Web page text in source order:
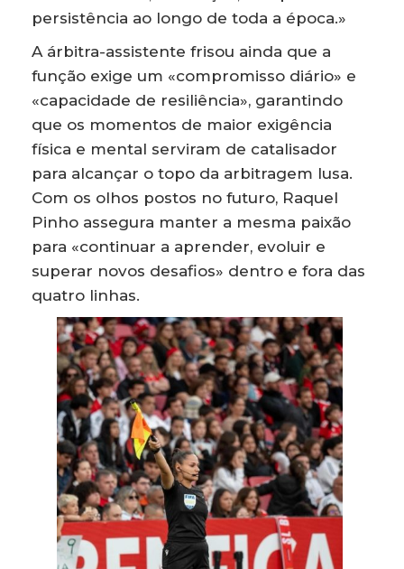
persistência ao longo de toda a época.»
A árbitra-assistente frisou ainda que a
função exige um «compromisso diário» e
«capacidade de resiliência», garantindo
que os momentos de maior exigência
física e mental serviram de catalisador
para alcançar o topo da arbitragem lusa.
Com os olhos postos no futuro, Raquel
Pinho assegura manter a mesma paixão
para «continuar a aprender, evoluir e
superar novos desafios» dentro e fora das
quatro linhas.